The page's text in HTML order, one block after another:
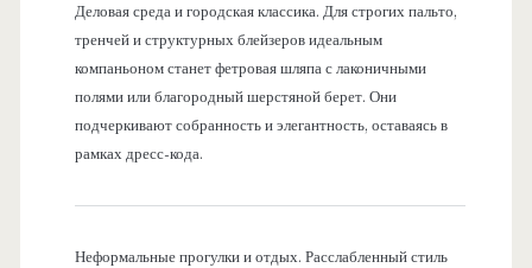
Деловая среда и городская классика. Для строгих пальто,
тренчей и структурных блейзеров идеальным
компаньоном станет фетровая шляпа с лаконичными
полями или благородный шерстяной берет. Они
подчеркивают собранность и элегантность, оставаясь в
рамках дресс-кода.
Неформальные прогулки и отдых. Расслабленный стиль